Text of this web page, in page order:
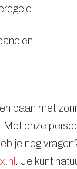
baan met
onze
je nog
. Je kunt